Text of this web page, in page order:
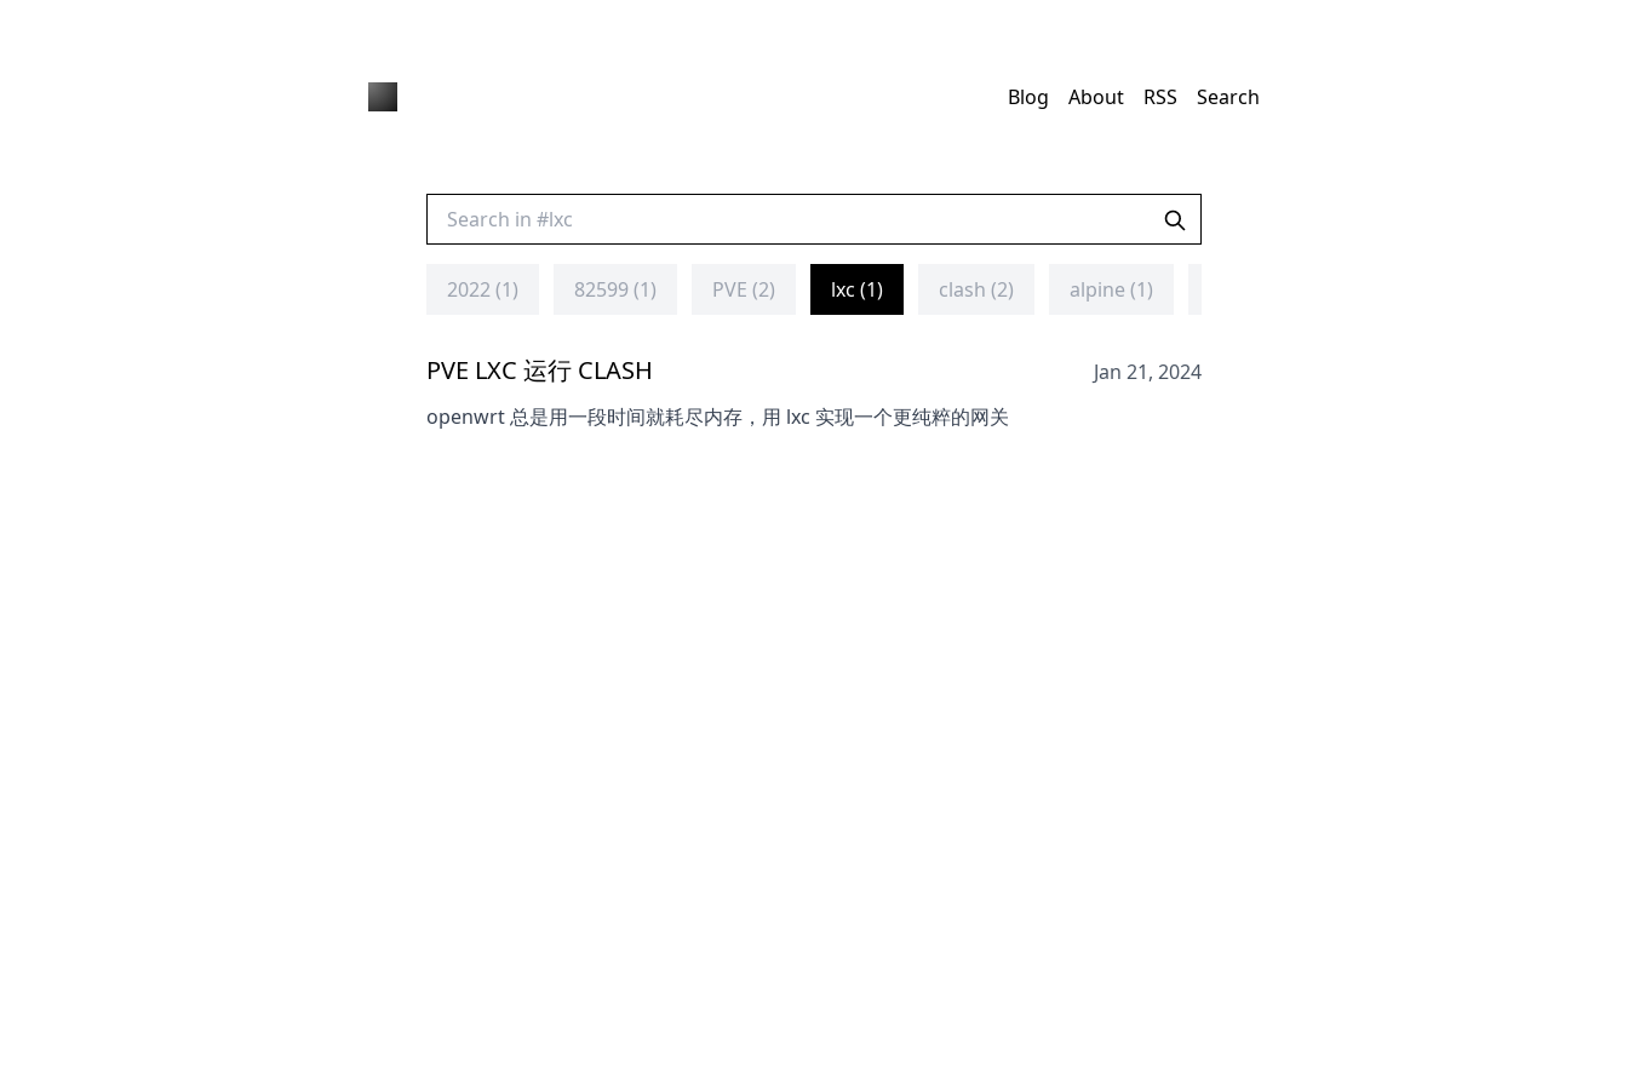
Blog About RSS Search
2022 (1) 82599 (1) PVE (2) lxc (1) clash (2) alpine (1)
PVE LXC 运行 CLASH
Jan 21, 2024
openwrt 总是用一段时间就耗尽内存，用 lxc 实现一个更纯粹的网关